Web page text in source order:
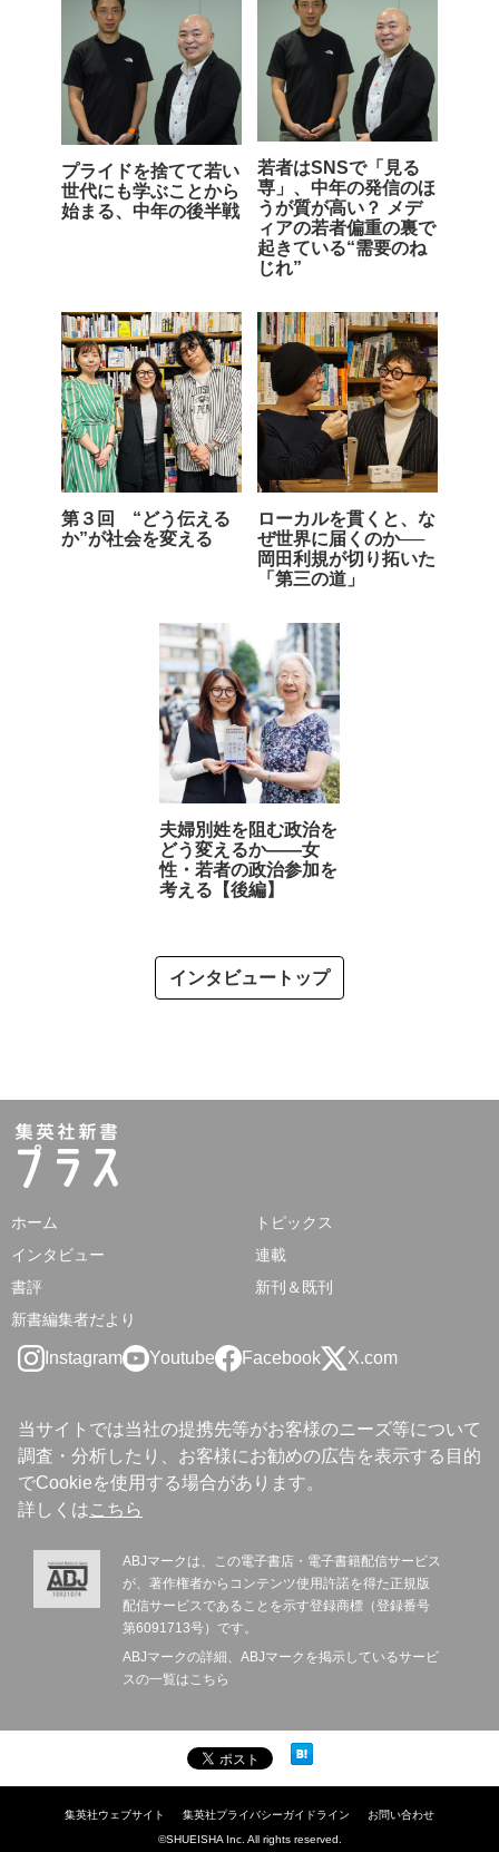
プライドを捨てて若い
世代にも学ぶことから
始まる、中年の後半戦
若者はSNSで「見る
専」、中年の発信のほ
うが質が高い？ メデ
ィアの若者偏重の裏で
起きている“需要のね
じれ”
第３回 “どう伝える
か”が社会を変える
ローカルを貫くと、な
ぜ世界に届くのか──
岡田利規が切り拓いた
「第三の道」
夫婦別姓を阻む政治を
どう変えるか――女
性・若者の政治参加を
考える【後編】
インタビュートップ
ホーム
トピックス
インタビュー
連載
書評
新刊＆既刊
新書編集者だより
Instagram Youtube Facebook X.com
当サイトでは当社の提携先等がお客様のニーズ等について
調査・分析したり、お客様にお勧めの広告を表示する目的
でCookieを使用する場合があります。
詳しくはこちら
ABJマークは、この電子書店・電子書籍配信サービス
が、著作権者からコンテンツ使用許諾を得た正規版
配信サービスであることを示す登録商標（登録番号
第6091713号）です。
ABJマークの詳細、ABJマークを掲示しているサービ
スの一覧はこちら
集英社ウェブサイト 集英社プライバシーガイドライン
お問い合わせ
©SHUEISHA Inc. All rights reserved.